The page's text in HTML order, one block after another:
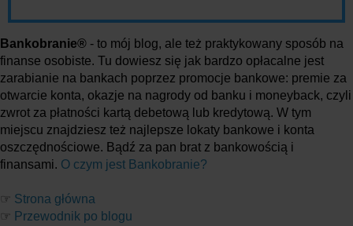
Bankobranie® - to mój blog, ale też praktykowany sposób na
finanse osobiste. Tu dowiesz się jak bardzo opłacalne jest
zarabianie na bankach poprzez promocje bankowe: premie za
otwarcie konta, okazje na nagrody od banku i moneyback, czyli
zwrot za płatności kartą debetową lub kredytową. W tym
miejscu znajdziesz też najlepsze lokaty bankowe i konta
oszczędnościowe. Bądź za pan brat z bankowością i
finansami. O czym jest Bankobranie?
☞ Strona główna
☞ Przewodnik po blogu